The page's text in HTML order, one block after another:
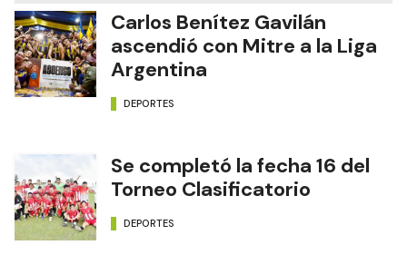
Carlos Benítez Gavilán
ascendió con Mitre a la Liga
Argentina
DEPORTES
Se completó la fecha 16 del
Torneo Clasificatorio
DEPORTES